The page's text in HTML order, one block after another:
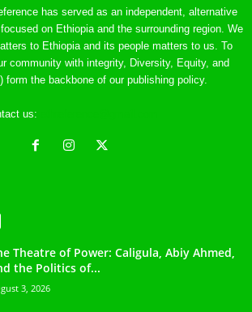
has served as an independent, alternative
on Ethiopia and the surrounding region. We
to Ethiopia and its people matters to us. To
community with integrity, Diversity, Equity, and
form the backbone of our publishing policy.
us:
Theatre of Power: Caligula, Abiy Ahmed,
the Politics of...
3, 2026